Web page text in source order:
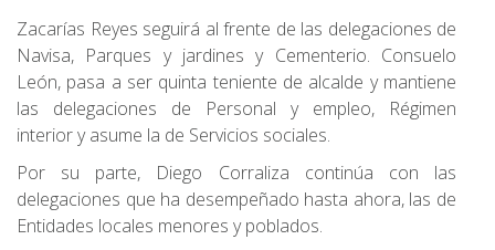
Zacarías Reyes seguirá al frente de las delegaciones de
Navisa, Parques y jardines y Cementerio. Consuelo
León, pasa a ser quinta teniente de alcalde y mantiene
las delegaciones de Personal y empleo, Régimen
interior y asume la de Servicios sociales.
Por su parte, Diego Corraliza continúa con las
delegaciones que ha desempeñado hasta ahora, las de
Entidades locales menores y poblados.